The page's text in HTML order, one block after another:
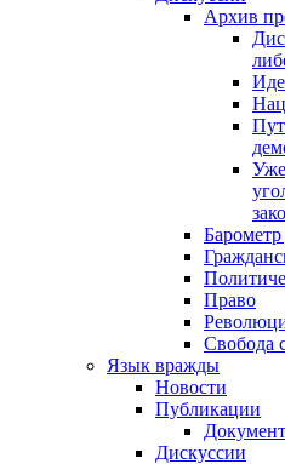
Архив
Право
Свобода
Язык вражды
Новости
Публикации
Дискуссии